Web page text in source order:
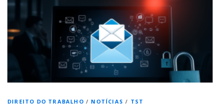
DIREITO DO TRABALHO / NOTÍCIAS / TST